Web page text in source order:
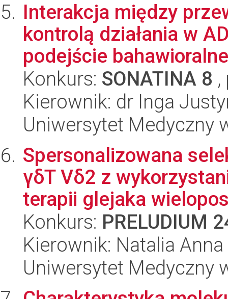
Interakcja między
kontrolą działania w
podejście
Konkurs: SONATINA 8
Kierownik: dr Inga
Uniwersytet Medyczny
Spersonalizowana
γδT Vδ2 z
terapii glejaka
Konkurs: PRELUDIUM
Kierownik: Natalia
Uniwersytet Medyczny